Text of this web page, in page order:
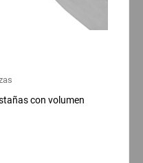
con volumen